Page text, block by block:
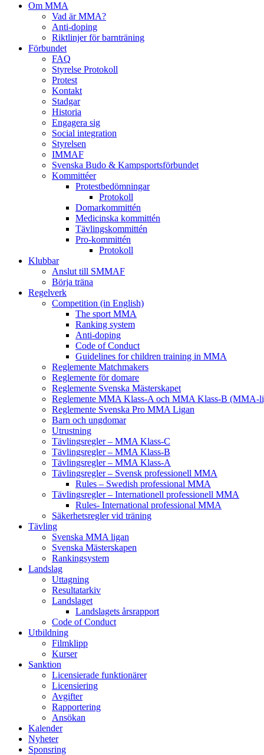
Om MMA
Vad är MMA?
Anti-doping
Riktlinjer för barnträning
Förbundet
FAQ
Styrelse Protokoll
Protest
Kontakt
Stadgar
Historia
Engagera sig
Social integration
Styrelsen
IMMAF
Svenska Budo & Kampsportsförbundet
Kommittéer
Protestbedömningar
Protokoll
Domarkommittén
Medicinska kommittén
Tävlingskommittén
Pro-kommittén
Protokoll
Klubbar
Anslut till SMMAF
Börja träna
Regelverk
Competition (in English)
The sport MMA
Ranking system
Anti-doping
Code of Conduct
Guidelines for children training in MMA
Reglemente Matchmakers
Reglemente för domare
Reglemente Svenska Mästerskapet
Reglemente MMA Klass-A och MMA Klass-B (MMA-
Reglemente Svenska Pro MMA Ligan
Barn och ungdomar
Utrustning
Tävlingsregler – MMA Klass-C
Tävlingsregler – MMA Klass-B
Tävlingsregler – MMA Klass-A
Tävlingsregler – Svensk professionell MMA
Rules – Swedish professional MMA
Tävlingsregler – Internationell professionell MMA
Rules- International professional MMA
Säkerhetsregler vid träning
Tävling
Svenska MMA ligan
Svenska Mästerskapen
Rankingsystem
Landslag
Uttagning
Resultatarkiv
Landslaget
Landslagets årsrapport
Code of Conduct
Utbildning
Filmklipp
Kurser
Sanktion
Licensierade funktionärer
Licensiering
Avgifter
Rapportering
Ansökan
Kalender
Nyheter
Sponsring